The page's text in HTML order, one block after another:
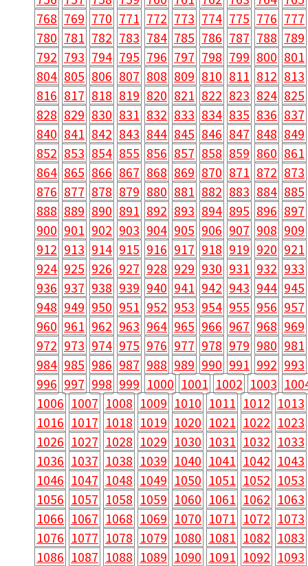
768 769 770 771 772 773 774 775 776 777
780 781 782 783 784 785 786 787 788 789
792 793 794 795 796 797 798 799 800 801
804 805 806 807 808 809 810 811 812 813
816 817 818 819 820 821 822 823 824 825
828 829 830 831 832 833 834 835 836 837
840 841 842 843 844 845 846 847 848 849
852 853 854 855 856 857 858 859 860 861
864 865 866 867 868 869 870 871 872 873
876 877 878 879 880 881 882 883 884 885
888 889 890 891 892 893 894 895 896 897
900 901 902 903 904 905 906 907 908 909
912 913 914 915 916 917 918 919 920 921
924 925 926 927 928 929 930 931 932 933
936 937 938 939 940 941 942 943 944 945
948 949 950 951 952 953 954 955 956 957
960 961 962 963 964 965 966 967 968 969
972 973 974 975 976 977 978 979 980 981
984 985 986 987 988 989 990 991 992 993
996 997 998 999 1000 1001 1002 1003
1006 1007 1008 1009 1010 1011 1012 1013
1016 1017 1018 1019 1020 1021 1022 1023
1026 1027 1028 1029 1030 1031 1032 1033
1036 1037 1038 1039 1040 1041 1042 1043
1046 1047 1048 1049 1050 1051 1052 1053
1056 1057 1058 1059 1060 1061 1062 1063
1066 1067 1068 1069 1070 1071 1072 1073
1076 1077 1078 1079 1080 1081 1082 1083
1086 1087 1088 1089 1090 1091 1092 1093